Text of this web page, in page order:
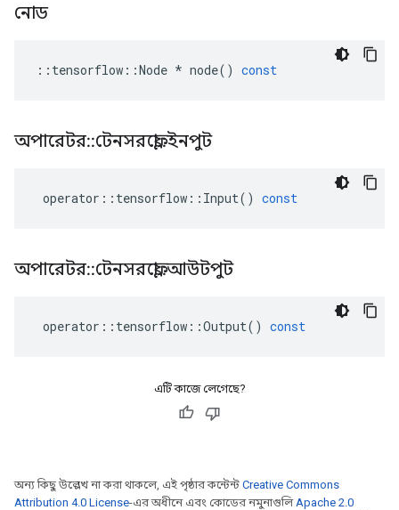
নোড
:: tensorflow ::Node * node() const
অপারেটর::টেনসরফ্লো::ইনপুট
operator :: tensorflow :: Input() const
অপারেটর::টেনসরফ্লো::আউটপুট
operator :: tensorflow ::Output() const
এটি কাজে লেগেছে?
অন্য কিছু উল্লেখ না করা থাকলে, এই পৃষ্ঠার কন্টেন্ট Creative Commons
Attribution 4.0 License-এর অধীনে এবং কোডের নমুনাগুলিApache 2.0